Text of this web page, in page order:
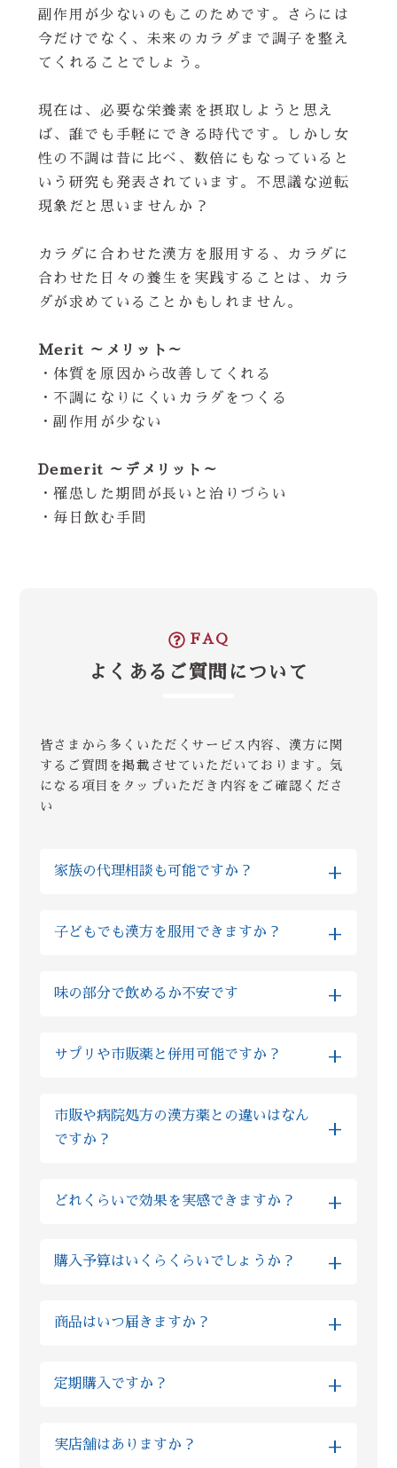
副作用が少ないのもこのためです。さらには
今だけでなく、未来のカラダまで調子を整え
てくれることでしょう。
現在は、必要な栄養素を摂取しようと思え
ば、誰でも手軽にできる時代です。しかし女
性の不調は昔に比べ、数倍にもなっていると
いう研究も発表されています。不思議な逆転
現象だと思いませんか？
カラダに合わせた漢方を服用する、カラダに
合わせた日々の養生を実践することは、カラ
ダが求めていることかもしれません。
Merit ～メリット～
・体質を原因から改善してくれる
・不調になりにくいカラダをつくる
・副作用が少ない
Demerit ～デメリット～
・罹患した期間が長いと治りづらい
・毎日飲む手間
FAQ
よくあるご質問について
皆さまから多くいただくサービス内容、漢方に関
するご質問を掲載させていただいております。気
になる項目をタップいただき内容をご確認くださ
い
家族の代理相談も可能ですか？ +
常に多くいただいております。その場合はご
談とまったく同様にご利用いただけますので
子どもでも漢方を服用できますか？ +
おりますので、多くの場合でお子様も服用い
と比べても漢方の場合は副作用が非常に少な
ただければ、おくすりの専門家の薬剤師が回
答しますのでご安心ください。
味の部分で飲めるか不安です +
が気になるようでしたら砂糖の入っていない
らのお声も多数いただいております。
サプリや市販薬と併用可能ですか？ +
程間隔を空けていただければ問題ございませ
ん。 また市販薬や病院で処方されたお薬の場
ご不安な場合は薬剤師にLINEでご相談くださ
市販や病院処方の漢方薬との違いはなん
ですか？
+
専売品を扱っており、他店やドラッグストア
た原料を使った製品となる為、市販の漢方薬
どれくらいで効果を実感できますか？ +
からの生活アドバイスを取り入れていただく
りますが、人の体の細胞が生まれ変わるまで
ります。
購入予算はいくらくらいでしょうか？ +
類によっても大きく異なるものですので、ま
はお試しのプランを、短い期間できっちり体
プランなど、柔軟にご案内が可能です
商品はいつ届きますか？ +
め個別にご確認ください。
以降の配送となる場合がございます。予めご
定期購入ですか？ +
せん。毎月勝手に商品が送られてくる等は無
実店舗はありますか？ +